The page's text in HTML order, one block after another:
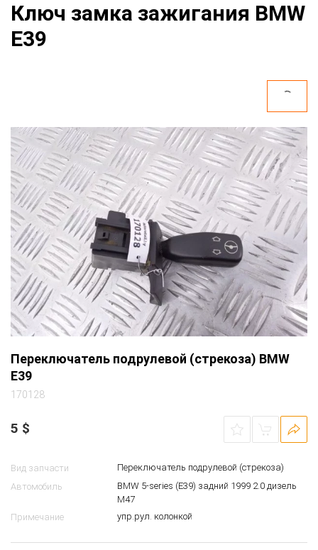
Ключ замка зажигания BMW
E39
Переключатель подрулевой (стрекоза) BMW
E39
170128
5 $
Вид запчасти
Переключатель подрулевой (стрекоза)
Автомобиль
BMW 5-series (E39) задний 1999 2.0 дизель
M47
Примечание
упр.рул. колонкой